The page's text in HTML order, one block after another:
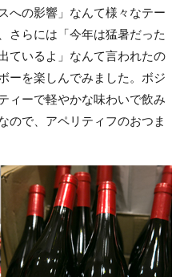
への影響」なんて様々なテー
さらには「今年は猛暑だった
ているよ」なんて言われたの
ーを楽しんでみました。ボジ
ィーで軽やかな味わいで飲み
ので、アペリティフのおつま